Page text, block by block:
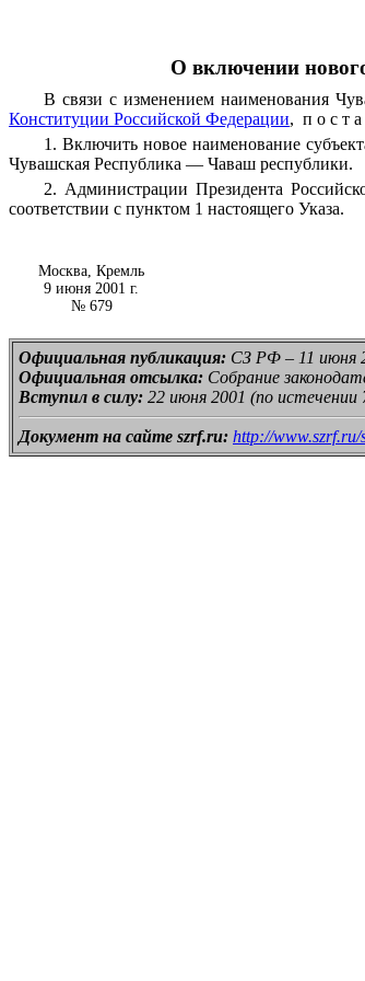
О включении
В связи с изменением наименования
Конституции Российской Федерации,
1. Включить новое наименование
Чувашская Республика — Чаваш республики.
2. Администрации Президента
соответствии с пунктом 1 настоящего Указа.
Москва, Кремль
9 июня 2001 г.
№ 679
Официальная публикация: СЗ РФ – 11 июня
Официальная отсылка: Собрание
Вступил в силу: 22 июня 2001 (по истечении
Документ на сайте szrf.ru: http://